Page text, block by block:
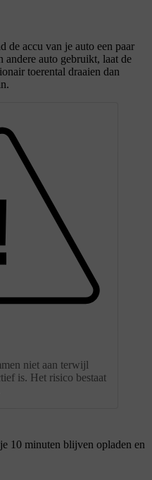
de accu van je auto een paar
andere auto gebruikt, laat de
toerental draaien dan
niet aan terwijl
is. Het risico bestaat
10 minuten blijven opladen en